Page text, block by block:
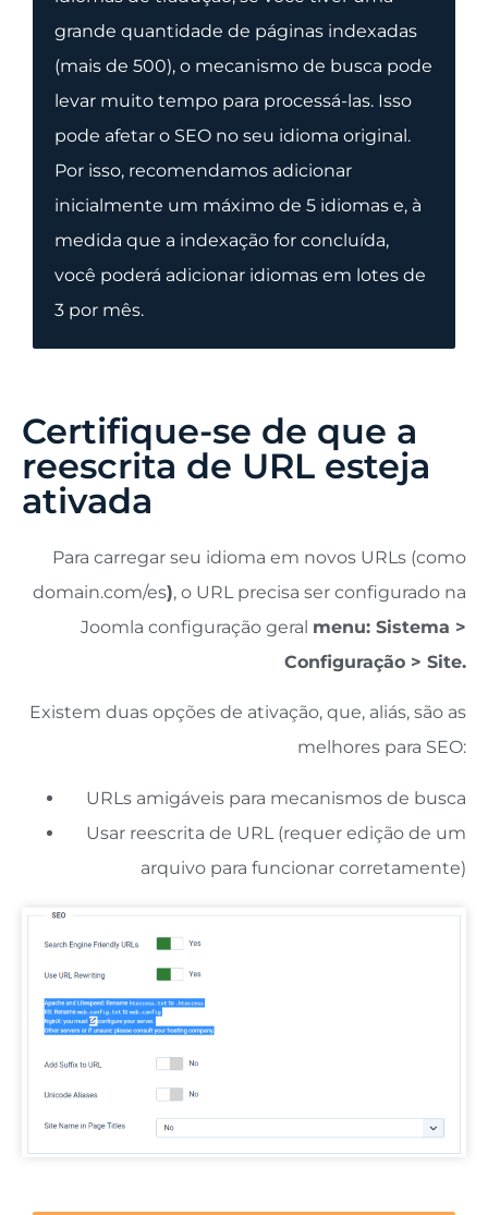
grande quantidade de páginas indexadas
(mais de 500), o mecanismo de busca pode
levar muito tempo para processá-las. Isso
pode afetar o SEO no seu idioma original.
Por isso, recomendamos adicionar
inicialmente um máximo de 5 idiomas e, à
medida que a indexação for concluída,
você poderá adicionar idiomas em lotes de
3 por mês.
Certifique-se de que a
reescrita de URL esteja
ativada
Para carregar seu idioma em novos URLs (como
domain.com/es), o URL precisa ser configurado na
Joomla configuração geral menu: Sistema >
Configuração > Site.
Existem duas opções de ativação, que, aliás, são as
melhores para SEO:
URLs amigáveis ​​para mecanismos de busca
Usar reescrita de URL (requer edição de um
arquivo para funcionar corretamente)